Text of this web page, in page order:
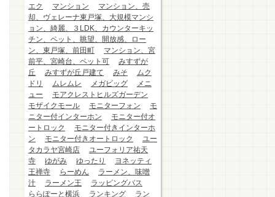
エク
マンション
マンション、売
却、ヴェレーナ東戸塚、大規模マンシ
ョン、綺麗、３LDK、カウンターキッ
チン、ペット、眺望、開放感、ロー
ン、東戸塚、前田町
マンション、宮
前平、宮崎台、ペット可
みすずが
丘
みすずが丘戸建て みそ
ムク
ドリ
ムレムレ メガビッグ
メニ
ュー
モアクレストヒルズガーデン
モザイクモール
モニターフォン
モ
ニター付インターホン
モニター付オ
ートロック
モニター付きインターホ
ン
モニター付きオートロック
ユー
タカラヤ宮崎店
ユーフォリア祐天
寺
ゆがみ ゆったり
ヨネッティ
王禅寺
らーめん
ラーメン、味噌
汁
ラーメン王
ラッピングバス
ららぽーと横浜
ランキング
ラン